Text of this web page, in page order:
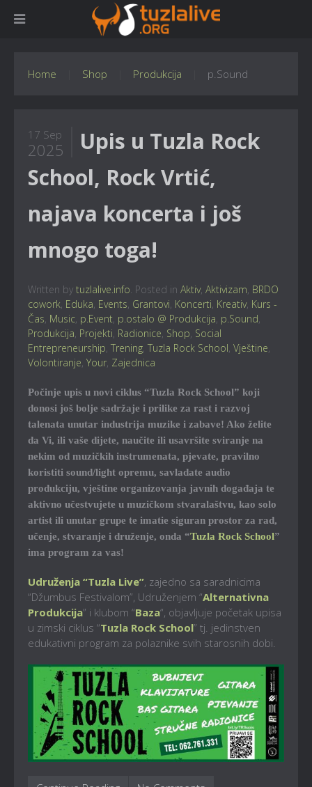
Home Shop Produkcija p.Sound
17 Sep
2025
Upis u Tuzla Rock
School, Rock Vrtić,
najava koncerta i još
mnogo toga!
Written by tuzlalive.info. Posted in Aktiv, Aktivizam, BRDO
cowork, Eduka, Events, Grantovi, Koncerti, Kreativ, Kurs -
Čas, Music, p.Event, p.ostalo @ Produkcija, p.Sound,
Produkcija, Projekti, Radionice, Shop, Social
Entrepreneurship, Trening, Tuzla Rock School, Vještine,
Volontiranje, Your, Zajednica
Počinje upis u novi ciklus “Tuzla Rock School” koji
donosi još bolje sadržaje i prilike za rast i razvoj
talenata unutar industrija muzike i zabave! Ako želite
da Vi, ili vaše dijete, naučite ili usavršite sviranje na
nekim od muzičkih instrumenata, pjevate, pravilno
koristiti sound/light opremu, savladate audio
produkciju, vještine organizovanja javnih događaja te
aktivno učestvujete u muzičkom stvaralaštvu, kao solo
artist ili unutar grupe te imatie siguran prostor za rad,
učenje, stvaranje i druženje, onda “Tuzla Rock School”
ima program za vas!
Udruženja “Tuzla Live”, zajedno sa saradnicima
“Džumbus Festivalom”, Udruženjem “Alternativna
Produkcija” i klubom “Baza“, objavljuje početak upisa
u zimski ciklus “Tuzla Rock School” tj. jedinstven
edukativni program za polaznike svih starosnih dobi.